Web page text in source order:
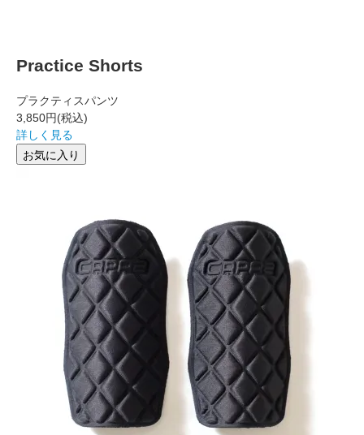
Practice Shorts
プラクティスパンツ
3,850円(税込)
詳しく見る
お気に入り